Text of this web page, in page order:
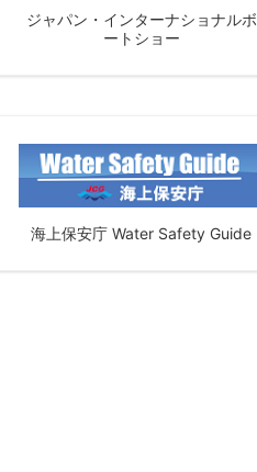
ジャパン・インターナショナルボ
ートショー
海上保安庁 Water Safety Guide